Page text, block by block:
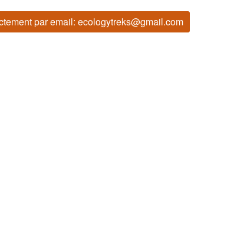
par email: ecologytreks@gmail.com